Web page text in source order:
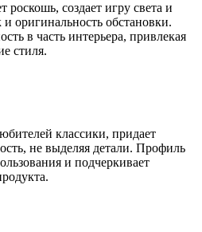
создает игру света и
оригинальность обстановки.
в часть интерьера, привлекая
стиля.
классики, придает
не выделяя детали. Профиль
и подчеркивает